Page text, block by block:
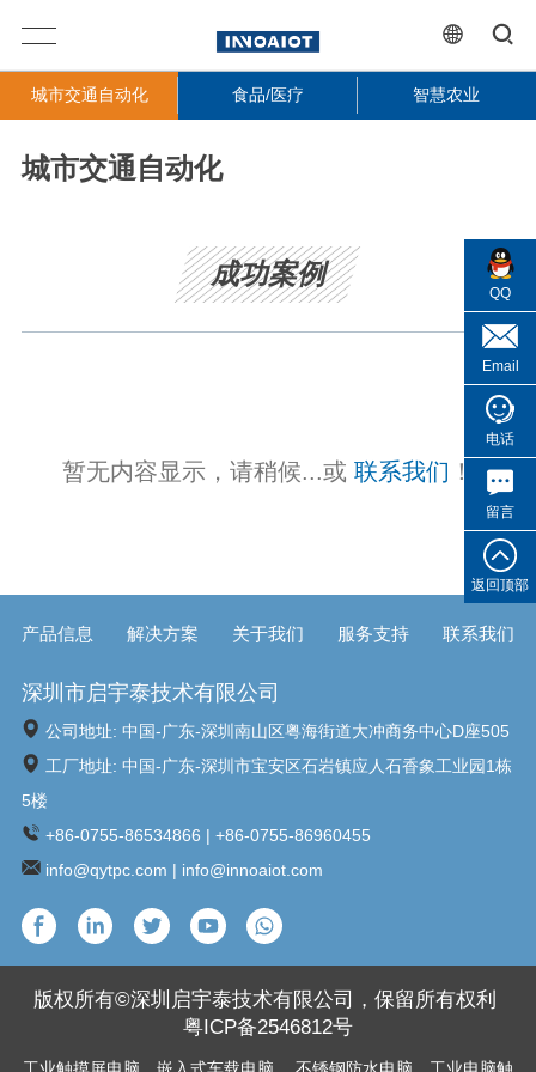
城市交通自动化 食品/医疗 智慧农业
城市交通自动化
成功案例
暂无内容显示，请稍候...或 联系我们 ！
深圳市启宇泰技术有限公司
产品信息 解决方案 关于我们 服务支持 联系我们
公司地址: 中国-广东-深圳南山区粤海街道大冲商务中心D座505
工厂地址: 中国-广东-深圳市宝安区石岩镇应人石香象工业园1栋
5楼
+86-0755-86534866 | +86-0755-86960455
info@qytpc.com | info@innoaiot.com
版权所有©深圳启宇泰技术有限公司，保留所有权利
粤ICP备2546812号
QQ
Email
电话
留言
返回顶部